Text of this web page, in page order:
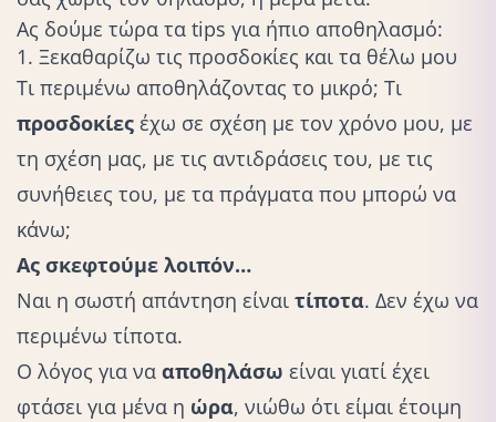
Ας δούμε τώρα τα tips για ήπιο αποθηλασμό:
1. Ξεκαθαρίζω τις προσδοκίες και τα θέλω μου
Τι περιμένω αποθηλάζοντας το μικρό; Τι
προσδοκίες έχω σε σχέση με τον χρόνο μου, με
τη σχέση μας, με τις αντιδράσεις του, με τις
συνήθειες του, με τα πράγματα που μπορώ να
κάνω;
Ας σκεφτούμε λοιπόν…
Ναι η σωστή απάντηση είναι τίποτα. Δεν έχω να
περιμένω τίποτα.
O λόγος για να αποθηλάσω είναι γιατί έχει
φτάσει για μένα η ώρα, νιώθω ότι είμαι έτοιμη